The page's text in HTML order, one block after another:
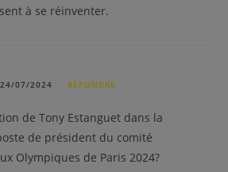
à se réinventer.
24/07/2024 RÉPONDRE
de Tony Estanguet dans la
de président du comité
Olympiques de Paris 2024?